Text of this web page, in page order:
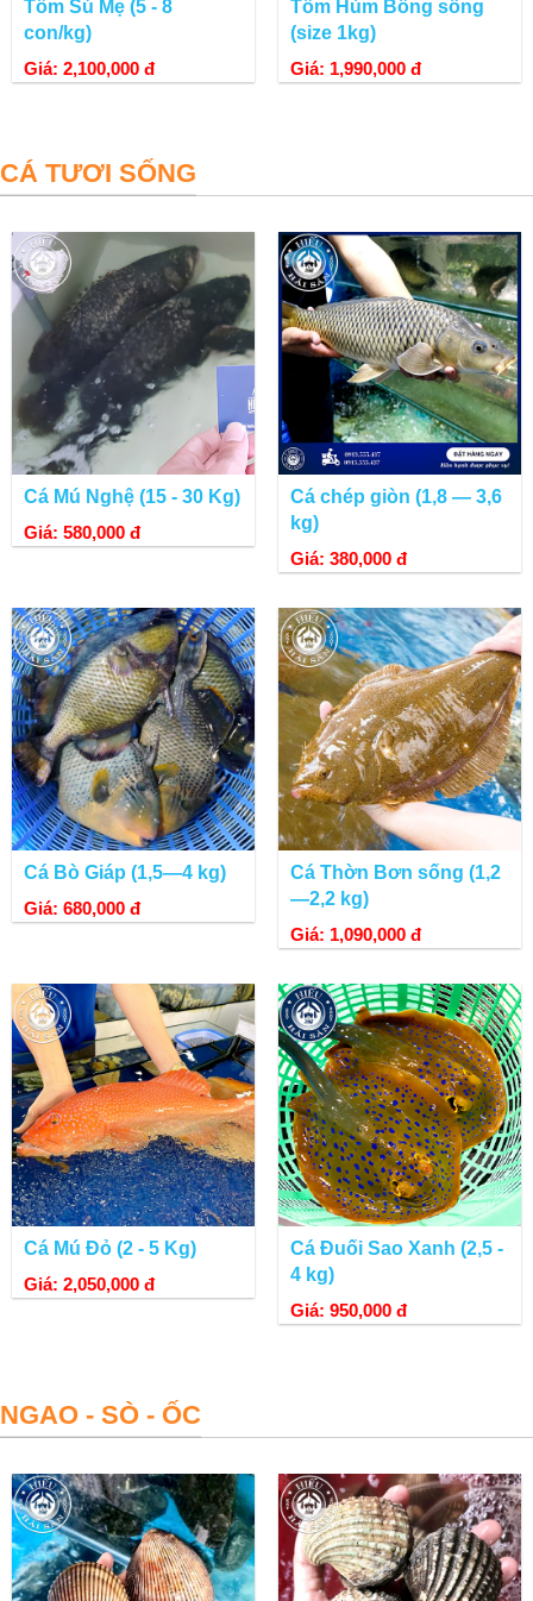
Tôm Sú Mẹ (5 - 8
con/kg)
Giá: 2,100,000 đ
Tôm Hùm Bông sống
(size 1kg)
Giá: 1,990,000 đ
CÁ TƯƠI SỐNG
Cá Mú Nghệ (15 - 30 Kg)
Giá: 580,000 đ
Cá chép giòn (1,8 — 3,6
kg)
Giá: 380,000 đ
Cá Bò Giáp (1,5—4 kg)
Giá: 680,000 đ
Cá Thờn Bơn sống (1,2
—2,2 kg)
Giá: 1,090,000 đ
Cá Mú Đỏ (2 - 5 Kg)
Giá: 2,050,000 đ
Cá Đuối Sao Xanh (2,5 -
4 kg)
Giá: 950,000 đ
NGAO - SÒ - ỐC